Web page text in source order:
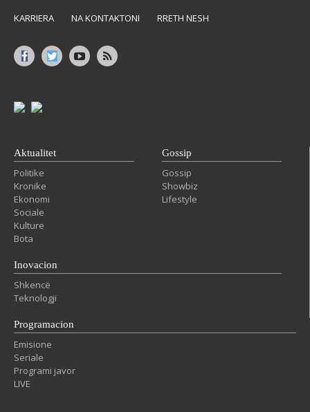
KARRIERA NA KONTAKTONI RRETH NESH
Aktualitet
Politike
Kronike
Ekonomi
Sociale
Kulture
Bota
Gossip
Gossip
Showbiz
Lifestyle
Inovacion
Shkencë
Teknologji
Programacion
Emisione
Seriale
Programi javor
LIVE